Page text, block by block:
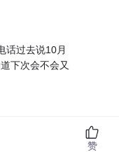
话过去说10月
下次会不会又
赞